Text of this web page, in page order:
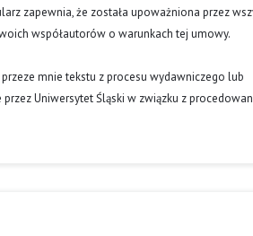
zapewnia, że została upoważniona przez
współautorów o warunkach tej umowy.
mnie tekstu z procesu wydawniczego lub
Uniwersytet Śląski w związku z